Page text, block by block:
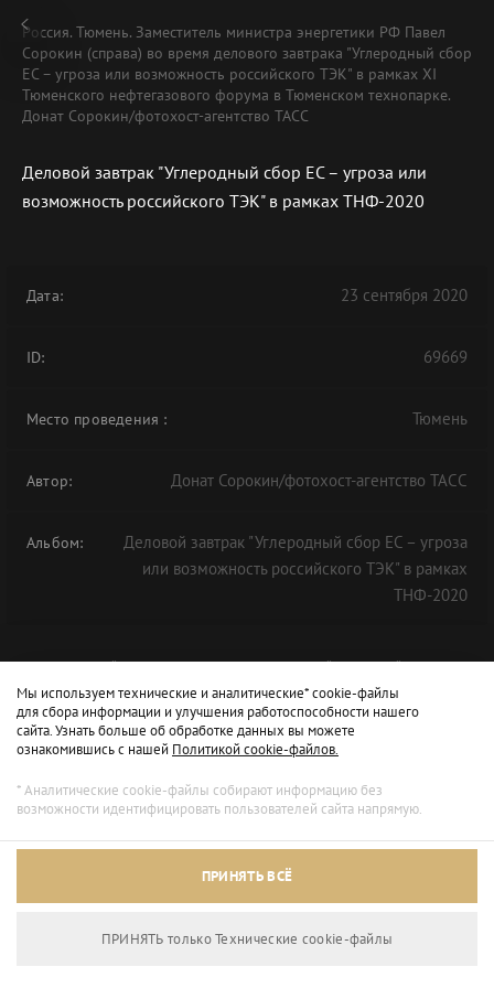
Россия. Тюмень. Заместитель министра энергетики РФ Павел
Сорокин (справа) во время делового завтрака "Углеродный сбор
ЕС – угроза или возможность российского ТЭК" в рамках XI
Тюменского нефтегазового форума в Тюменском технопарке.
Донат Сорокин/фотохост-агентство ТАСС
Деловой завтрак "Углеродный сбор ЕС – угроза или
возможность российского ТЭК" в рамках ТНФ-2020
Дата: 23 сентября 2020
ID: 69669
Место проведения : Тюмень
Автор: Донат Сорокин/фотохост-агентство ТАСС
Альбом:
Деловой завтрак "Углеродный сбор ЕС – угроза
или возможность российского ТЭК" в рамках
ТНФ-2020
ТНФ-2020
Мы используем технические и аналитические* cookie-файлы
для сбора информации и улучшения работоспособности нашего
сайта. Узнать больше об обработке данных вы можете
ознакомившись с нашей Политикой cookie-файлов.
* Аналитические cookie-файлы собирают информацию без
возможности идентифицировать пользователей сайта напрямую.
ПРИНЯТЬ ВСЁ
ПРИНЯТЬ только Технические сookie-файлы